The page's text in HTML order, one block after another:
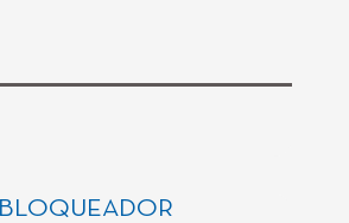
BLOQUEADOR